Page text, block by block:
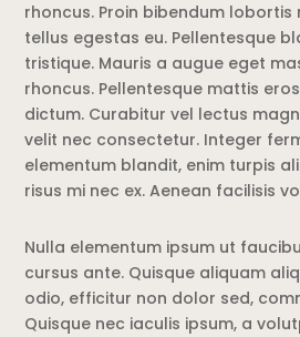
rhoncus. Proin bibendum lobortis
tellus egestas eu. Pellentesque
tristique. Mauris a augue eget
rhoncus. Pellentesque mattis
dictum. Curabitur vel lectus
velit nec consectetur. Integer
elementum blandit, enim turpis
risus mi nec ex. Aenean facilisis
Nulla elementum ipsum ut
cursus ante. Quisque aliquam
odio, efficitur non dolor sed,
Quisque nec iaculis ipsum, a